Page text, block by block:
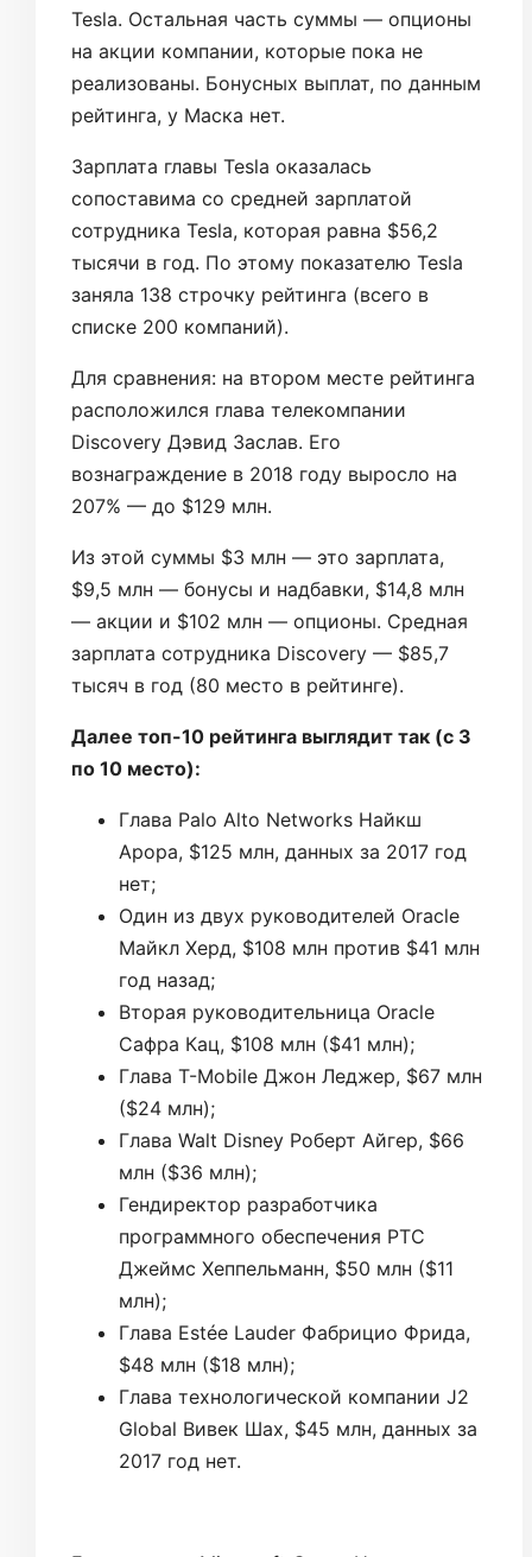
Tesla. Остальная часть суммы — опционы
на акции компании, которые пока не
реализованы. Бонусных выплат, по данным
рейтинга, у Маска нет.
Зарплата главы Tesla оказалась
сопоставима со средней зарплатой
сотрудника Tesla, которая равна $56,2
тысячи в год. По этому показателю Tesla
заняла 138 строчку рейтинга (всего в
списке 200 компаний).
Для сравнения: на втором месте рейтинга
расположился глава телекомпании
Discovery Дэвид Заслав. Его
вознаграждение в 2018 году выросло на
207% — до $129 млн.
Из этой суммы $3 млн — это зарплата,
$9,5 млн — бонусы и надбавки, $14,8 млн
— акции и $102 млн — опционы. Средная
зарплата сотрудника Discovery — $85,7
тысяч в год (80 место в рейтинге).
Далее топ-10 рейтинга выглядит так (с 3
по 10 место):
Глава Palo Alto Networks Найкш
Арора, $125 млн, данных за 2017 год
нет;
Один из двух руководителей Oracle
Майкл Херд, $108 млн против $41 млн
год назад;
Вторая руководительница Oracle
Сафра Кац, $108 млн ($41 млн);
Глава T-Mobile Джон Леджер, $67 млн
($24 млн);
Глава Walt Disney Роберт Айгер, $66
млн ($36 млн);
Гендиректор разработчика
программного обеспечения PTC
Джеймс Хеппельманн, $50 млн ($11
млн);
Глава Estée Lauder Фабрицио Фрида,
$48 млн ($18 млн);
Глава технологической компании J2
Global Вивек Шах, $45 млн, данных за
2017 год нет.